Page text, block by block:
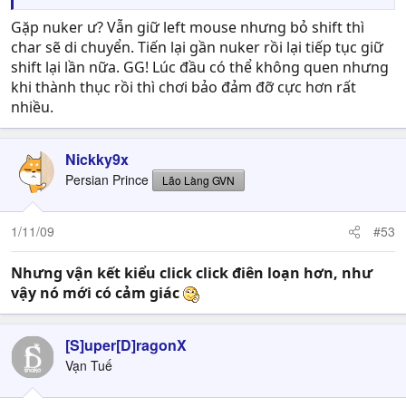
Gặp nuker ư? Vẫn giữ left mouse nhưng bỏ shift thì
char sẽ di chuyển. Tiến lại gần nuker rồi lại tiếp tục giữ
shift lại lần nữa. GG! Lúc đầu có thể không quen nhưng
khi thành thục rồi thì chơi bảo đảm đỡ cực hơn rất
nhiều.
Nickky9x
Persian Prince Lão Làng GVN
1/11/09 #53
Nhưng vận kết kiểu click click điên loạn hơn, như
vậy nó mới có cảm giác
[S]uper[D]ragonX
Vạn Tuế